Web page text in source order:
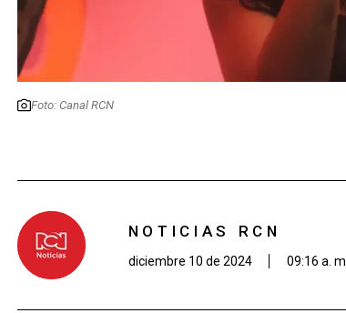
Foto: Canal RCN
NOTICIAS RCN
diciembre 10 de 2024 09:16 a. m.